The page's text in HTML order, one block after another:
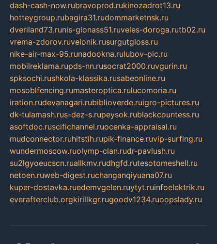
dash-cash-now.rubravoprod.rukinozadrot13.ru
hotteygroup.rubagira31.rudommarketnsk.ru
dveriland73.runis-glonass51.ruveles-doroga.rutb02.ru
vrema-zdorov.ruvelonik.rusurgutgloss.ru
nike-air-max-95.runadookna.rulubov-pic.ru
mobilreklama.rupds-nn.rusocrat2000.ruvgurin.ru
spksochi.rushkola-klassika.rusabeonline.ru
mosoblfencing.rumasteroptica.rulucomoria.ru
iration.rudevanagari.rubiblioverde.ruigro-pictures.ru
dk-tulamash.rus-dez-s.rupeysok.rublackcountess.ru
asoftdoc.ruscifichannel.ruocenka-appraisal.ru
mudconnector.ruhitstih.rupik-finance.ruvip-surfing.ru
wundermoscow.ruolymp-clan.rudr-pavlush.ru
su2lgyoeucscn.ruallkmv.rudhgfd.rutesotomeshell.ru
netoen.ruweb-digest.ruchanganqiyuana07.ru
kuper-dostavka.ruedemvgelen.ruytyt.ruinfoelektrik.ru
everafterclub.orgkirillkgr.rugoodv1234.ruoopslady.ru